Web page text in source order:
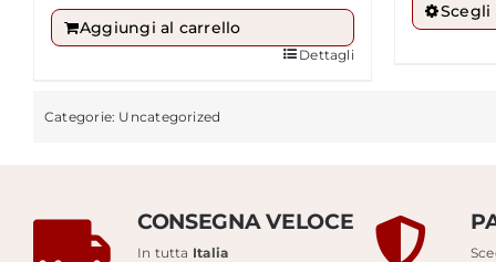
originale
era:
attuale
è:
Aggiungi al carrello
Dettagli
Scegli
Categorie: Uncategorized
CONSEGNA VELOCE
In tutta Italia